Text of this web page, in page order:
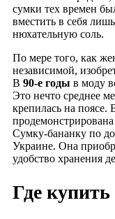
сумки тех времен
вместить в себя
нюхательную соль.
По мере того, как
независимой,
В 90-е годы в моду
Это нечто среднее
крепилась на поясе.
Сумку-бананку по
Украине. Она
удобство хранения
Где